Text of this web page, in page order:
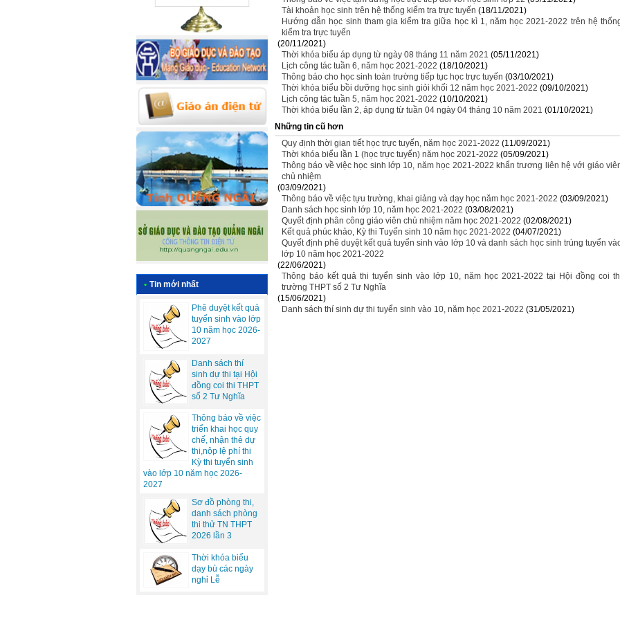
• Tin mới nhất
Phê duyệt kết quả
tuyển sinh vào lớp
10 năm học 2026-
2027
Danh sách thí
sinh dự thi tại Hội
đồng coi thi THPT
số 2 Tư Nghĩa
Thông báo về việc
triển khai học quy
chế, nhận thẻ dự
thi,nộp lệ phí thi
Kỳ thi tuyển sinh
vào lớp 10 năm học 2026-
2027
Sơ đồ phòng thi,
danh sách phòng
thi thử TN THPT
2026 lần 3
Thời khóa biểu
dạy bù các ngày
nghỉ Lễ
Tài khoản học sinh trên hệ thống kiểm tra trực tuyến (18/11/2021)
Hướng dẫn học sinh tham gia kiểm tra giữa học kì 1, năm học 2021-2022 trên hệ
kiểm tra trực tuyến
(20/11/2021)
Thời khóa biểu áp dụng từ ngày 08 tháng 11 năm 2021 (05/11/2021)
Lịch công tác tuần 6, năm học 2021-2022 (18/10/2021)
Thông báo cho học sinh toàn trường tiếp tục học trực tuyến (03/10/2021)
Thời khóa biểu bồi dưỡng học sinh giỏi khối 12 năm học 2021-2022 (09/10/2021)
Lịch công tác tuần 5, năm học 2021-2022 (10/10/2021)
Thời khóa biểu lần 2, áp dụng từ tuần 04 ngày 04 tháng 10 năm 2021 (01/10/2021)
Những tin cũ hơn
Quy định thời gian tiết học trực tuyến, năm học 2021-2022 (11/09/2021)
Thời khóa biểu lần 1 (học trực tuyến) năm học 2021-2022 (05/09/2021)
Thông báo về việc học sinh lớp 10, năm học 2021-2022 khẩn trương liên hệ với giáo
chủ nhiệm
(03/09/2021)
Thông báo về việc tựu trường, khai giảng và dạy học năm học 2021-2022 (03/09/2021)
Danh sách học sinh lớp 10, năm học 2021-2022 (03/08/2021)
Quyết định phân công giáo viên chủ nhiệm năm học 2021-2022 (02/08/2021)
Kết quả phúc khảo, Kỳ thi Tuyển sinh 10 năm học 2021-2022 (04/07/2021)
Quyết định phê duyệt kết quả tuyển sinh vào lớp 10 và danh sách học sinh trúng tuyển
lớp 10 năm học 2021-2022
(22/06/2021)
Thông báo kết quả thi tuyển sinh vào lớp 10, năm học 2021-2022 tại Hội đồng coi
trường THPT số 2 Tư Nghĩa
(15/06/2021)
Danh sách thí sinh dự thi tuyển sinh vào 10, năm học 2021-2022 (31/05/2021)